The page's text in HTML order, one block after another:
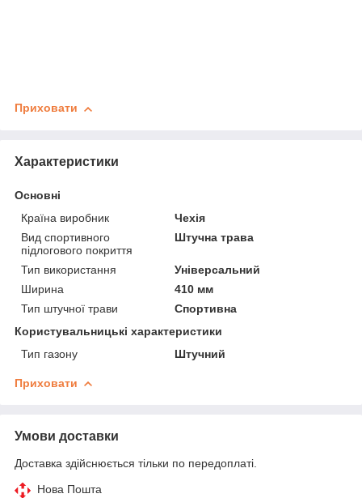
Приховати
Характеристики
Основні
Країна виробник
Чехія
Вид спортивного
підлогового покриття
Штучна трава
Тип використання
Універсальний
Ширина
410 мм
Тип штучної трави
Спортивна
Користувальницькі характеристики
Тип газону
Штучний
Приховати
Умови доставки
Доставка здійснюється тільки по передоплаті.
Нова Пошта